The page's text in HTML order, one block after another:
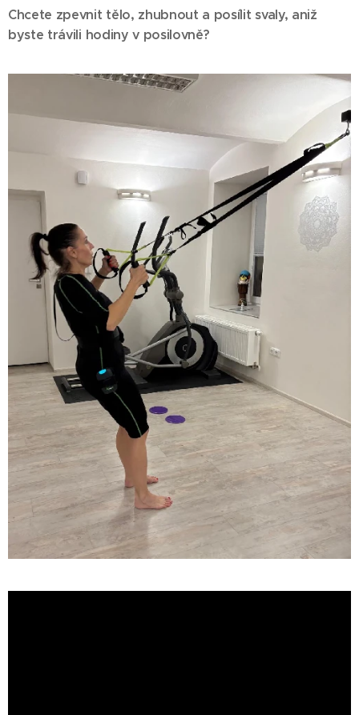
Chcete zpevnit tělo, zhubnout a posílit svaly, aniž
byste trávili hodiny v posilovně?